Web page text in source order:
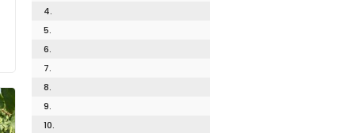
4.
5.
6.
7.
8.
9.
10.